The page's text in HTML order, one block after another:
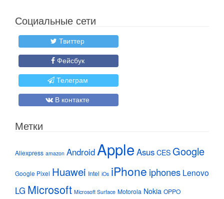
Социальные сети
Твиттер
Фейсбук
Телеграм
В контакте
Метки
Aliexpress amazon Android Apple Asus CES Google
Google Pixel Huawei Intel iOs iPhone iphones Lenovo
LG Microsoft Microsoft Surface Motorola Nokia OPPO